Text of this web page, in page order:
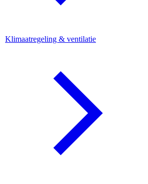
Klimaatregeling & ventilatie